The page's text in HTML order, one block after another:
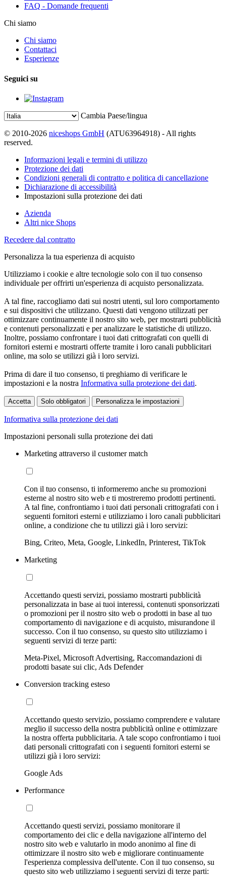
FAQ - Domande frequenti
Chi siamo
Chi siamo
Contattaci
Esperienze
Seguici su
Cambia Paese/lingua
© 2010-2026 niceshops GmbH (ATU63964918) - All rights
reserved.
Informazioni legali e termini di utilizzo
Protezione dei dati
Condizioni generali di contratto e politica di cancellazione
Dichiarazione di accessibilità
Impostazioni sulla protezione dei dati
Azienda
Altri nice Shops
Recedere dal contratto
Personalizza la tua esperienza di acquisto
Utilizziamo i cookie e altre tecnologie solo con il tuo consenso
individuale per offrirti un'esperienza di acquisto personalizzata.
A tal fine, raccogliamo dati sui nostri utenti, sul loro comportamento
e sui dispositivi che utilizzano. Questi dati vengono utilizzati per
ottimizzare continuamente il nostro sito web, per mostrarti pubblicità
e contenuti personalizzati e per analizzare le statistiche di utilizzo.
Inoltre, possiamo confrontare i tuoi dati crittografati con quelli di
fornitori esterni e mostrarti offerte tramite i loro canali pubblicitari
online, ma solo se utilizzi già i loro servizi.
Prima di dare il tuo consenso, ti preghiamo di verificare le
impostazioni e la nostra Informativa sulla protezione dei dati.
Accetta Solo obbligatori Personalizza le impostazioni
Informativa sulla protezione dei dati
Impostazioni personali sulla protezione dei dati
Marketing attraverso il customer match
Con il tuo consenso, ti informeremo anche su promozioni
esterne al nostro sito web e ti mostreremo prodotti pertinenti.
A tal fine, confrontiamo i tuoi dati personali crittografati con i
seguenti fornitori esterni e utilizziamo i loro canali pubblicitari
online, a condizione che tu utilizzi già i loro servizi:
Bing, Criteo, Meta, Google, LinkedIn, Printerest, TikTok
Marketing
Accettando questi servizi, possiamo mostrarti pubblicità
personalizzata in base ai tuoi interessi, contenuti sponsorizzati
o promozioni per il nostro sito web o prodotti in base al tuo
comportamento di navigazione e di acquisto, misurandone il
successo. Con il tuo consenso, su questo sito utilizziamo i
seguenti servizi di terze parti:
Meta-Pixel, Microsoft Advertising, Raccomandazioni di
prodotti basate sui clic, Ads Defender
Conversion tracking esteso
Accettando questo servizio, possiamo comprendere e valutare
meglio il successo della nostra pubblicità online e ottimizzare
la nostra offerta pubblicitaria. A tale scopo confrontiamo i tuoi
dati personali crittografati con i seguenti fornitori esterni se
utilizzi già i loro servizi:
Google Ads
Performance
Accettando questi servizi, possiamo monitorare il
comportamento dei clic e della navigazione all'interno del
nostro sito web e valutarlo in modo anonimo al fine di
ottimizzare il nostro sito web e migliorare continuamente
l'esperienza complessiva dell'utente. Con il tuo consenso, su
questo sito web utilizziamo i seguenti servizi di terze parti: